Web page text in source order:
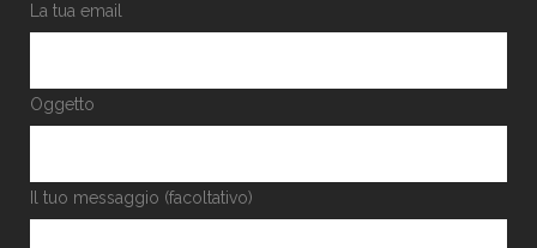
La tua email
Oggetto
Il tuo messaggio (facoltativo)